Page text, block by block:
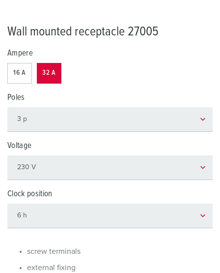
Wall mounted receptacle 27005
Ampere
16 A 32 A
Poles
Voltage
Clock position
screw terminals
external fixing